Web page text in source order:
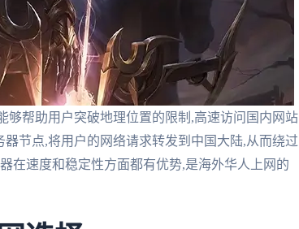
够帮助用户突破地理位置的限制,高速访问国内网站
节点,将用户的网络请求转发到中国大陆,从而绕过
在速度和稳定性方面都有优势,是海外华人上网的